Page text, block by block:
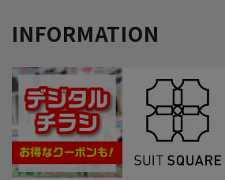
INFORMATION